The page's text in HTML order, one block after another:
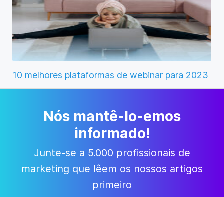
10 melhores plataformas de webinar para 2023
Nós mantê-lo-emos
informado!
Junte-se a 5.000 profissionais de
marketing que lêem os nossos artigos
primeiro